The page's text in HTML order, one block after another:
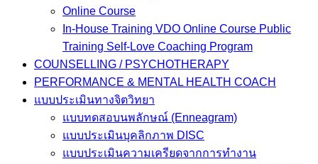
Online Course
In-House Training VDO Online Course Public
Training Self-Love Coaching Program
COUNSELLING / PSYCHOTHERAPY
PERFORMANCE & MENTAL HEALTH COACH
แบบประเมินทางจิตวิทยา
แบบทดสอบนพลักษณ์ (Enneagram)
แบบประเมินบุคลิกภาพ DISC
แบบประเมินความเครียดจากการทำงาน